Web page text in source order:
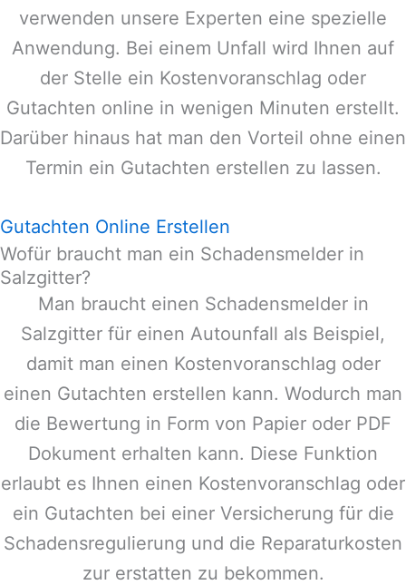
verwenden unsere Experten eine spezielle
Anwendung. Bei einem Unfall wird Ihnen auf
der Stelle ein Kostenvoranschlag oder
Gutachten online in wenigen Minuten erstellt.
Darüber hinaus hat man den Vorteil ohne einen
Termin ein Gutachten erstellen zu lassen.
Gutachten Online Erstellen
Wofür braucht man ein Schadensmelder in
Salzgitter?
Man braucht einen Schadensmelder in
Salzgitter für einen Autounfall als Beispiel,
damit man einen Kostenvoranschlag oder
einen Gutachten erstellen kann. Wodurch man
die Bewertung in Form von Papier oder PDF
Dokument erhalten kann. Diese Funktion
erlaubt es Ihnen einen Kostenvoranschlag oder
ein Gutachten bei einer Versicherung für die
Schadensregulierung und die Reparaturkosten
zur erstatten zu bekommen.